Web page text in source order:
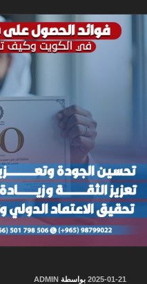
نُشر
2025-01-21 بواسطة ADMIN